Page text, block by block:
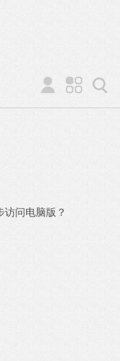
问电脑版？